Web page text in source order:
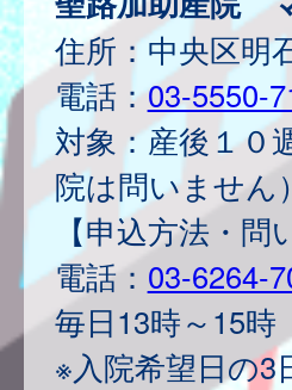
住所：中央区明
電話：03-5550-
対象：産後１０
院は問いません）
【申込方法・問
電話： 03-6264-
毎日13時～15時
※入院希望日の3